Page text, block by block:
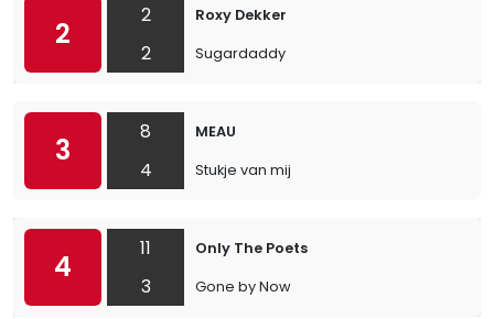
2
2
2
Roxy Dekker
Sugardaddy
3
8
4
MEAU
Stukje van mij
4
11
3
Only The Poets
Gone by Now